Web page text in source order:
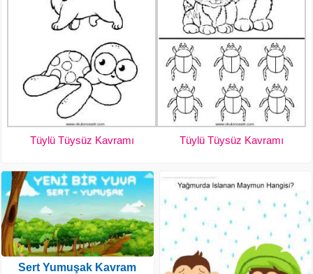
Tüylü Tüysüz Kavramı Tüylü Tüysüz Kavramı
Sert Yumuşak Kavram